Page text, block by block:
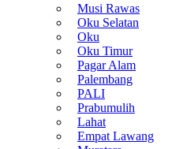
Musi Rawas
Oku Selatan
Oku
Oku Timur
Pagar Alam
Palembang
PALI
Prabumulih
Lahat
Empat Lawang